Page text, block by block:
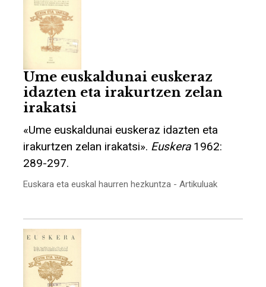
Ume euskaldunai euskeraz
idazten eta irakurtzen zelan
irakatsi
«Ume euskaldunai euskeraz idazten eta
irakurtzen zelan irakatsi». Euskera1962:
289-297.
Euskara eta euskal haurren hezkuntza - Artikuluak